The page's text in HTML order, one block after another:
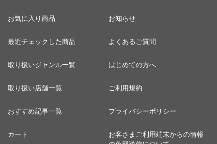
お気に入り商品
最近チェックした商品
取り扱いジャンル一覧
取り扱い店舗一覧
おすすめ記事一覧
カート
お知らせ
よくあるご質問
はじめての方へ
ご利用規約
プライバシーポリシー
お客さまご利用端末からの情報